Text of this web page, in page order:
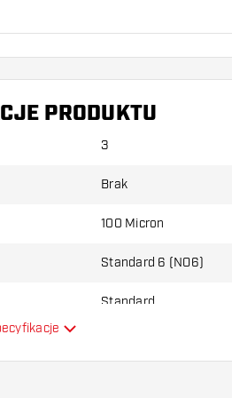
pod ręką dużo piórek i
w wyniku użytkowania.
Ci odpowiada!
PRODUKTU
3
Brak
100 Micron
Standard 6 (NO6)
Standard